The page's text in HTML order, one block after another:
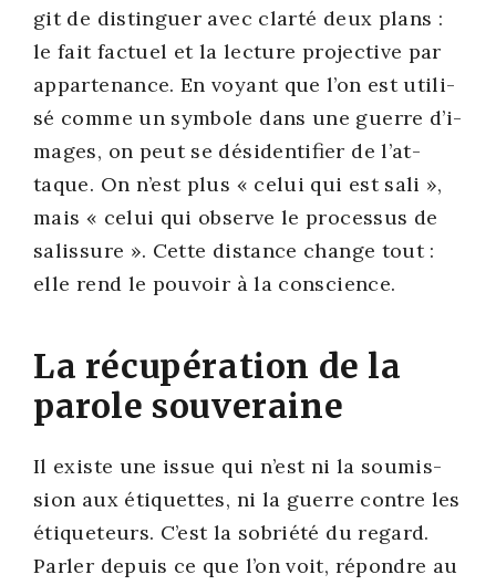
git de dis­tin­guer avec clar­té deux plans :
le fait fac­tuel et la lec­ture pro­jec­tive par
appar­te­nance. En voyant que l’on est uti­li­
sé comme un sym­bole dans une guerre d’i­
mages, on peut se dési­den­ti­fier de l’at­
taque. On n’est plus « celui qui est sali »,
mais « celui qui observe le pro­ces­sus de
salis­sure ». Cette dis­tance change tout :
elle rend le pou­voir à la conscience.
La récupération de la
parole souveraine
Il existe une issue qui n’est ni la sou­mis­
sion aux éti­quettes, ni la guerre contre les
éti­que­teurs. C’est la sobrié­té du regard.
Par­ler depuis ce que l’on voit, répondre au